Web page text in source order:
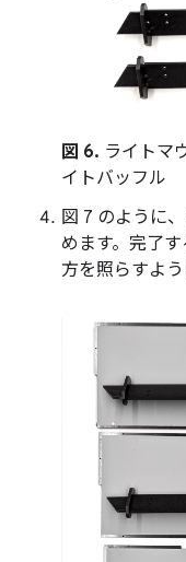
図 6. ライトマ
イトバッフル
図 7 のように
めます。完了
方を照らすよう